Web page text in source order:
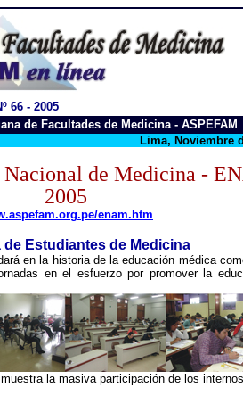
66 - 2005
de Facultades de Medicina - ASPEFAM
Lima, Noviembre
de Medicina -
2005
enam.htm
de Estudiantes de Medicina
en la historia de la educación médica
en el esfuerzo por promover la
la masiva participación de los